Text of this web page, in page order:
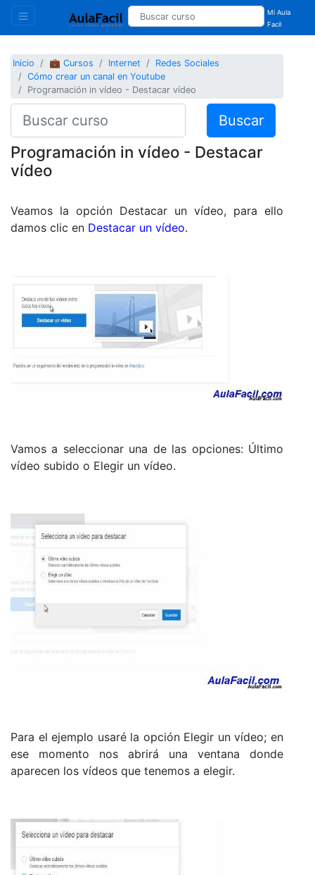
Mi Aula
Facil
Inicio 💼 Cursos Internet
Redes Sociales
Cómo crear un canal en Youtube
Programación in vídeo - Destacar vídeo
Buscar
Programación in vídeo - Destacar
vídeo
Veamos la opción Destacar un vídeo, para ello
damos clic en Destacar un vídeo.
Vamos a seleccionar una de las opciones: Último
vídeo subido o Elegir un vídeo.
Para el ejemplo usaré la opción Elegir un vídeo; en
ese momento nos abrirá una ventana donde
aparecen los vídeos que tenemos a elegir.